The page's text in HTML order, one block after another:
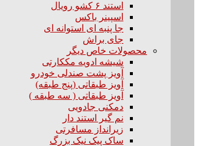
استند ۶ کشو رویال
اسپینر باکس
جا پنبه ای استوانه ای
جای براش
محصولات خاص دیگر
شیشه ادویه مککارتی
آویز پشت صندلی خودرو
آویز طبقاتی (پنج طبقه)
آویز طبقاتی ( سه طبقه )
دمکنی جادویی
نم گیر استند دار
زیرانداز مسافرتی
ساک پیک نیک بزرگ